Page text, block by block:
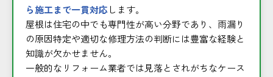
ら施工まで一貫対応します。
屋根は住宅の中でも専門性が高い分野であり、雨漏り
の原因特定や適切な修理方法の判断には豊富な経験と
知識が欠かせません。
一般的なリフォーム業者では見落とされがちなケース